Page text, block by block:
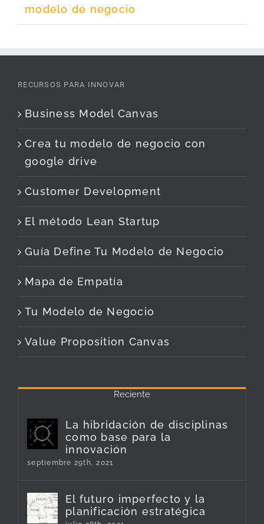
modelo de negocio
RECURSOS PARA INNOVAR
Business Model Canvas
Crea tu modelo de negocio con
google drive
Customer Development
El método Lean Startup
Guía Define Tu Modelo de Negocio
Mapa de Empatía
Tu Modelo de Negocio
Value Proposition Canvas
Reciente
La hibridación de disciplinas
como base para la
innovación
septiembre 29th, 2021
El futuro imperfecto y la
planificación estratégica